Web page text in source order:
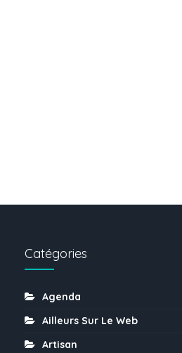
Catégories
Agenda
Ailleurs Sur Le Web
Artisan